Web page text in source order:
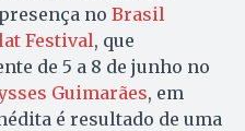
no Brasil
Festival, que
de 5 a 8 de junho no
Guimarães, em
é resultado de uma